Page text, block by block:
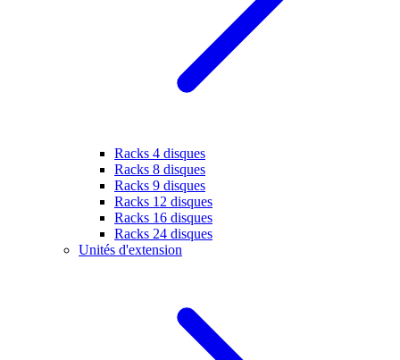
Racks 4 disques
Racks 8 disques
Racks 9 disques
Racks 12 disques
Racks 16 disques
Racks 24 disques
Unités d'extension